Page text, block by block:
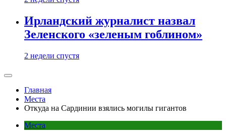
Ирландский журналист назвал
Зеленского «зеленым гоблином»
2 недели спустя
Главная
Места
Откуда на Сардинии взялись могилы гигантов
Места